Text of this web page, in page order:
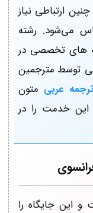
ارتباطی نیاز
می‌شود. رشته
های تخصصی در
توسط مترجمین
ترجمه عربی متون
این خدمت را در
و این جایگاه را